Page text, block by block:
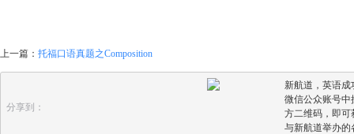
上一篇： 托福口语真题之Composition
分享到：
新航道，英语
微信公众账号中
方二维码，即可
与新航道举办的